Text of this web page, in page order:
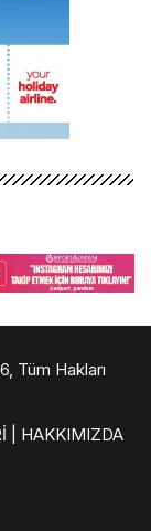
Tüm Hakları
| HAKKIMIZDA